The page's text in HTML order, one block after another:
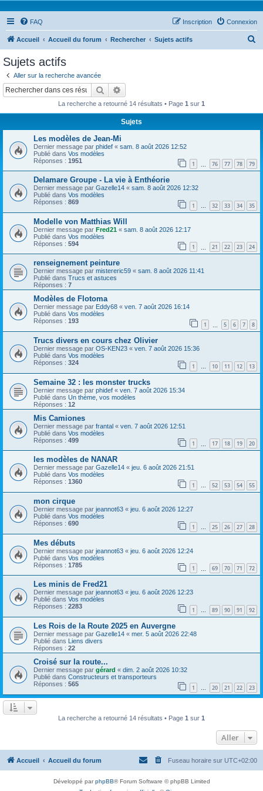
FAQ Connexion
Inscription
Accueil Accueil du forum Rechercher Sujets actifs
Sujets actifs
Aller sur la recherche avancée
Rechercher
La recherche a retourné 14 résultats • Page 1 sur 1
Sujets
Les modèles de Jean-Mi
Dernier message par phidef « sam. 8 août 2026 12:52
Publié dans Vos modèles
Réponses : 1951 1 76 77 78 79
Delamare Groupe - La vie à Enthéorie
Dernier message par Gazelle14 « sam. 8 août 2026 12:32
Publié dans Vos modèles
Réponses : 869 1 … 32 33 34 35
Modelle von Matthias Will
Dernier message par Fred21 « sam. 8 août 2026 12:17
Publié dans Vos modèles
Réponses : 594 1 21 22 23 24
renseignement peinture
Dernier message par mistereric59 « sam. 8 août 2026 11:41
Publié dans Trucs et astuces
Réponses : 7
Modèles de Flotoma
Dernier message par Eddy68 « ven. 7 août 2026 16:14
Publié dans Vos modèles
Réponses : 193 1 5 6 7 8
Trucs divers en cours chez Olivier
Dernier message par OS-KEN23 « ven. 7 août 2026 15:36
Publié dans Vos modèles
Réponses : 324 1 … 10 11 12 13
Semaine 32 : les monster trucks
Dernier message par phidef « ven. 7 août 2026 15:34
Publié dans Un thème, vos modèles
Réponses : 12
Mis Camiones
Dernier message par frantal « ven. 7 août 2026 12:51
Publié dans Vos modèles
Réponses : 499 1 17 18 19 20
les modèles de NANAR
Dernier message par Gazelle14 « jeu. 6 août 2026 21:51
Publié dans Vos modèles
Réponses : 1360 1 … 52 53 54 55
mon cirque
Dernier message par jeannot63 « jeu. 6 août 2026 12:27
Publié dans Vos modèles
Réponses : 690 1 … 25 26 27 28
Mes débuts
Dernier message par jeannot63 « jeu. 6 août 2026 12:24
Publié dans Vos modèles
Réponses : 1785 1 69 70 71 72
Les minis de Fred21
Dernier message par jeannot63 « jeu. 6 août 2026 12:23
Publié dans Vos modèles
Réponses : 2283 1 … 89 90 91 92
Les Rois de la Route 2025 en Auvergne
Dernier message par Gazelle14 « mer. 5 août 2026 22:48
Publié dans Liens divers
Réponses : 22
Croisé sur la route...
Dernier message par gérard « dim. 2 août 2026 10:32
Publié dans Constructeurs et transporteurs
Réponses : 565 1 … 20 21 22 23
La recherche a retourné 14 résultats • Page 1 sur 1
Aller
Accueil Accueil du forum Fuseau horaire sur UTC+02:00
Développé parphpBB® Forum Software © phpBB Limited